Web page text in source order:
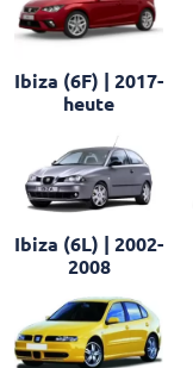
Ibiza (6F) | 2017-
heute
Ibiza (6L) | 2002-
2008